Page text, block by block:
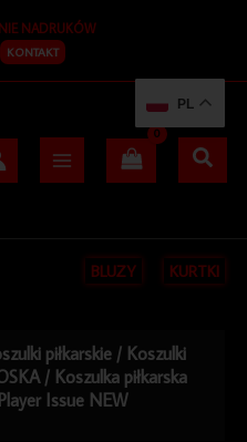
NADRUKÓW
KONTAKT
BLUZY KURTKI
piłkarskie / Koszulki
/ Koszulka piłkarska
Issue NEW
PL